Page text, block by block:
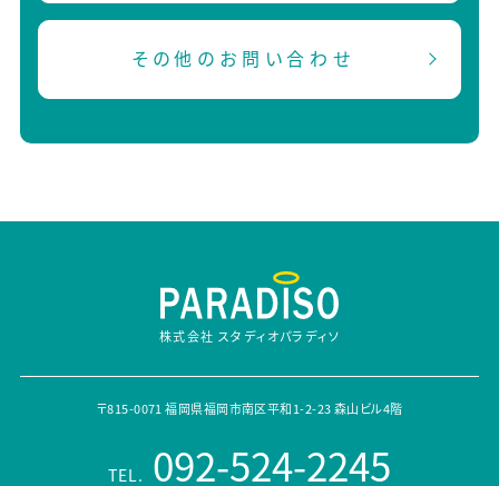
その他のお問い合わせ
株式会社 スタディオパラディソ
〒815-0071 福岡県福岡市南区平和1-2-23 森山ビル4階
TEL. 092-524-2245